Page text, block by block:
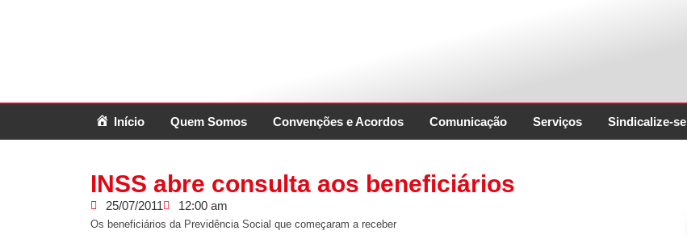
Início Quem Somos Convenções e Acordos Comunicação Serviços Sindicalize-se
INSS abre consulta aos beneficiários
25/07/2011 12:00 am
Os beneficiários da Previdência Social que começaram a receber